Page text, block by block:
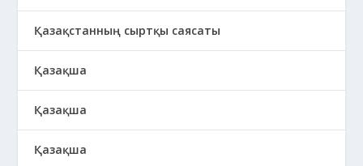
Қазақстанның сыртқы саясаты
Қазақша
Қазақша
Қазақша